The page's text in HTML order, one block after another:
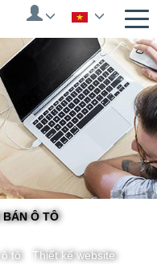
BÁN Ô TÔ
tô Thiết kế website